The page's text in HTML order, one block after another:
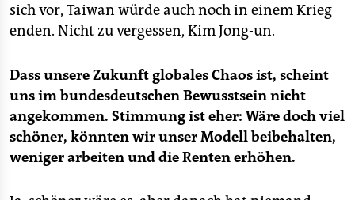
sich vor, Taiwan würde auch noch in einem Krieg
enden. Nicht zu vergessen, Kim Jong-un.
Dass unsere Zukunft globales Chaos ist, scheint
uns im bundesdeutschen Bewusstsein nicht
angekommen. Stimmung ist eher: Wäre doch viel
schöner, könnten wir unser Modell beibehalten,
weniger arbeiten und die Renten erhöhen.